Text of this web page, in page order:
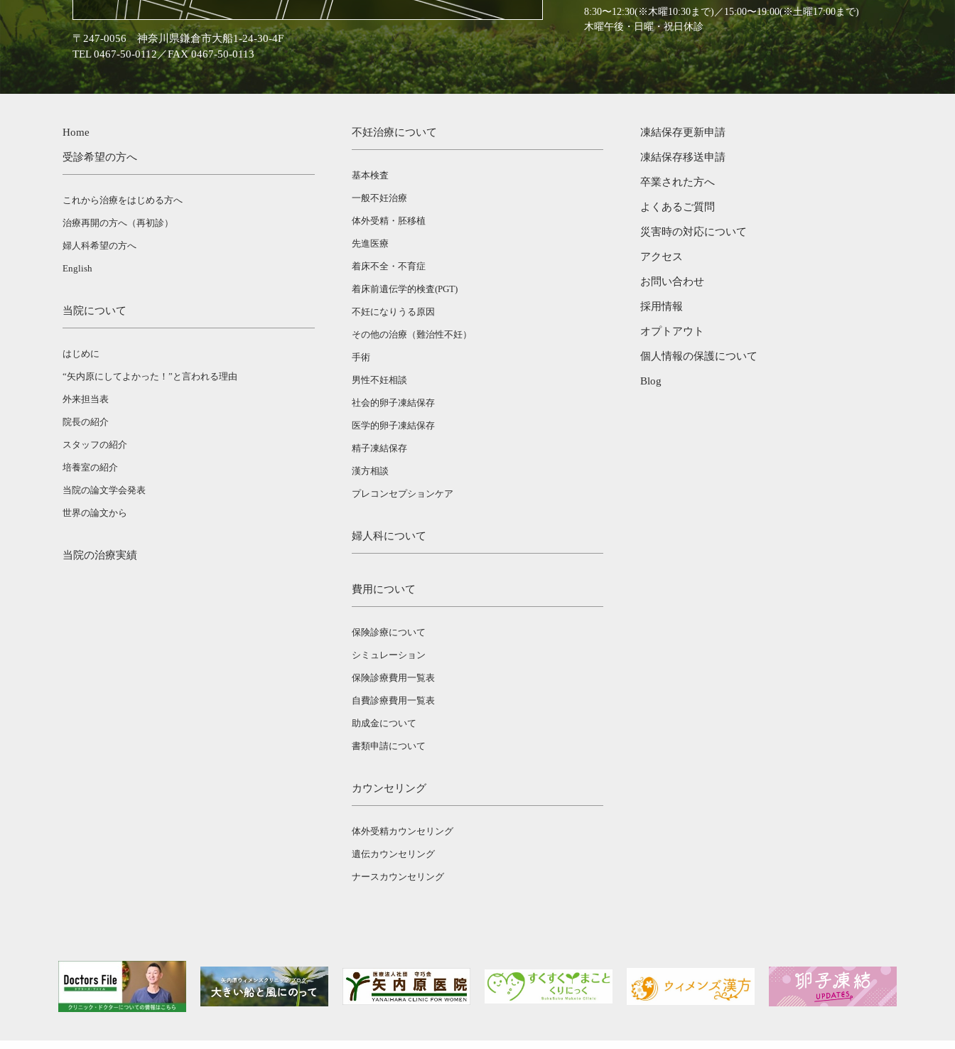
〒247-0056 神奈川県鎌倉市大船1-24-30-4F
TEL 0467-50-0112／FAX 0467-50-0113
8:30〜12:30(※木曜10:30まで)／15:00〜19:00(※土曜17:00まで)
木曜午後・日曜・祝日休診
Home
受診希望の方へ
これから治療をはじめる方へ
治療再開の方へ（再初診）
婦人科希望の方へ
English
当院について
はじめに
“矢内原にしてよかった！”と言われる理由
外来担当表
院長の紹介
スタッフの紹介
培養室の紹介
当院の論文学会発表
世界の論文から
当院の治療実績
不妊治療について
基本検査
一般不妊治療
体外受精・胚移植
先進医療
着床不全・不育症
着床前遺伝学的検査(PGT)
不妊になりうる原因
その他の治療（難治性不妊）
手術
男性不妊相談
社会的卵子凍結保存
医学的卵子凍結保存
精子凍結保存
漢方相談­
プレコンセプションケア
婦人科について
費用について
保険診療について
シミュレーション
保険診療費用一覧表
自費診療費用一覧表
助成金について
書類申請について
カウンセリング
体外受精カウンセリング
遺伝カウンセリング
ナースカウンセリング
凍結保存更新申請
凍結保存移送申請
卒業された方へ
よくあるご質問
災害時の対応について
アクセス
お問い合わせ
採用情報
オプトアウト
個人情報の保護について
Blog